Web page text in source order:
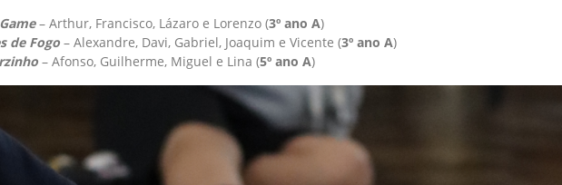
– Arthur, Francisco, Lázaro e Lorenzo (3º ano A)
de Fogo– Alexandre, Davi, Gabriel, Joaquim e Vicente (3º ano A)
– Afonso, Guilherme, Miguel e Lina (5º ano A)